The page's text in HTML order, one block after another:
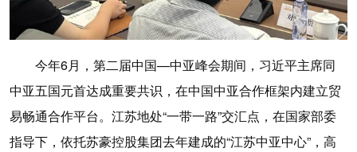
今年6月，第二届中国—中亚峰会期间，习近平主席同
中亚五国元首达成重要共识，在中国中亚合作框架内建立贸
易畅通合作平台。江苏地处“一带一路”交汇点，在国家部委
指导下，依托苏豪控股集团去年建成的“江苏中亚中心”，高